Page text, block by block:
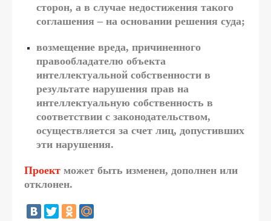
сторон, а в случае недостижения такого
соглашения – на основании решения суда;
возмещение вреда, причиненного
правообладателю объекта
интеллектуальной собственности в
результате нарушения прав на
интеллектуальную собственность в
соответствии с законодательством,
осуществляется за счет лиц, допустивших
эти нарушения.
Проект может быть изменен, дополнен или
отклонен.